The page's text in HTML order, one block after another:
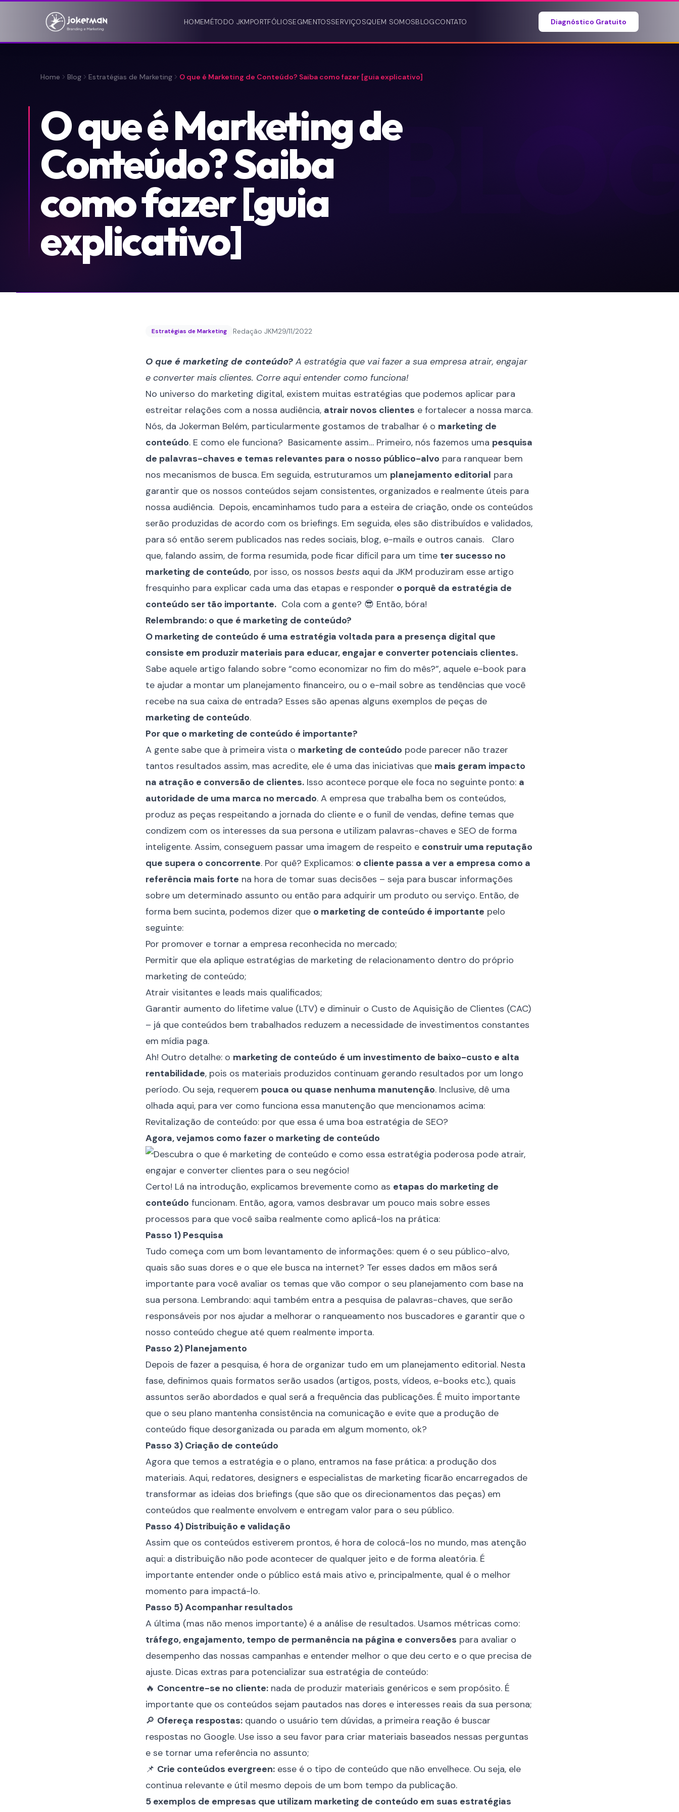
HOMEMÉTODO JKMPORTFÓLIOSEGMENTOSSERVIÇOSQUEM SOMOSBLOGCONTATO Diagnóstico Gratuito
Home Blog Estratégias de Marketing O que é Marketing de Conteúdo? Saiba como fazer [guia explicativo]
O que é Marketing de
Conteúdo? Saiba
como fazer [guia
explicativo]
Estratégias de Marketing Redação JKM29/11/2022
O que é marketing de conteúdo? A estratégia que vai fazer a sua empresa atrair, engajar
e converter mais clientes. Corre aqui entender como funciona!
No universo do marketing digital, existem muitas estratégias que podemos aplicar para
estreitar relações com a nossa audiência, atrair novos clientes e fortalecer a nossa marca.
Nós, da Jokerman Belém, particularmente gostamos de trabalhar é o marketing de
conteúdo. E como ele funciona? Basicamente assim… Primeiro, nós fazemos uma pesquisa
de palavras-chaves e temas relevantes para o nosso público-alvo para ranquear bem
nos mecanismos de busca. Em seguida, estruturamos um planejamento editorial para
garantir que os nossos conteúdos sejam consistentes, organizados e realmente úteis para
nossa audiência. Depois, encaminhamos tudo para a esteira de criação, onde os conteúdos
serão produzidas de acordo com os briefings. Em seguida, eles são distribuídos e validados,
para só então serem publicados nas redes sociais, blog, e-mails e outros canais. Claro
que, falando assim, de forma resumida, pode ficar difícil para um time ter sucesso no
marketing de conteúdo, por isso, os nossos bests aqui da JKM produziram esse artigo
fresquinho para explicar cada uma das etapas e responder o porquê da estratégia de
conteúdo ser tão importante. Cola com a gente? 😎 Então, bóra!
Relembrando: o que é marketing de conteúdo?
O marketing de conteúdo é uma estratégia voltada para a presença digital que
consiste em produzir materiais para educar, engajar e converter potenciais clientes.
Sabe aquele artigo falando sobre “como economizar no fim do mês?”, aquele e-book para
te ajudar a montar um planejamento financeiro, ou o e-mail sobre as tendências que você
recebe na sua caixa de entrada? Esses são apenas alguns exemplos de peças de
marketing de conteúdo.
Por que o marketing de conteúdo é importante?
A gente sabe que à primeira vista o marketing de conteúdo pode parecer não trazer
tantos resultados assim, mas acredite, ele é uma das iniciativas que mais geram impacto
na atração e conversão de clientes. Isso acontece porque ele foca no seguinte ponto: a
autoridade de uma marca no mercado. A empresa que trabalha bem os conteúdos,
produz as peças respeitando a jornada do cliente e o funil de vendas, define temas que
condizem com os interesses da sua persona e utilizam palavras-chaves e SEO de forma
inteligente. Assim, conseguem passar uma imagem de respeito e construir uma reputação
que supera o concorrente. Por quê? Explicamos: o cliente passa a ver a empresa como a
referência mais forte na hora de tomar suas decisões – seja para buscar informações
sobre um determinado assunto ou então para adquirir um produto ou serviço. Então, de
forma bem sucinta, podemos dizer que o marketing de conteúdo é importante pelo
seguinte:
Por promover e tornar a empresa reconhecida no mercado;
Permitir que ela aplique estratégias de marketing de relacionamento dentro do próprio
marketing de conteúdo;
Atrair visitantes e leads mais qualificados;
Garantir aumento do lifetime value (LTV) e diminuir o Custo de Aquisição de Clientes (CAC)
– já que conteúdos bem trabalhados reduzem a necessidade de investimentos constantes
em mídia paga.
Ah! Outro detalhe: o marketing de conteúdo é um investimento de baixo-custo e alta
rentabilidade, pois os materiais produzidos continuam gerando resultados por um longo
período. Ou seja, requerem pouca ou quase nenhuma manutenção. Inclusive, dê uma
olhada aqui, para ver como funciona essa manutenção que mencionamos acima:
Revitalização de conteúdo: por que essa é uma boa estratégia de SEO?
Agora, vejamos como fazer o marketing de conteúdo
Certo! Lá na introdução, explicamos brevemente como as etapas do marketing de
conteúdo funcionam. Então, agora, vamos desbravar um pouco mais sobre esses
processos para que você saiba realmente como aplicá-los na prática:
Passo 1) Pesquisa
Tudo começa com um bom levantamento de informações: quem é o seu público-alvo,
quais são suas dores e o que ele busca na internet? Ter esses dados em mãos será
importante para você avaliar os temas que vão compor o seu planejamento com base na
sua persona. Lembrando: aqui também entra a pesquisa de palavras-chaves, que serão
responsáveis por nos ajudar a melhorar o ranqueamento nos buscadores e garantir que o
nosso conteúdo chegue até quem realmente importa.
Passo 2) Planejamento
Depois de fazer a pesquisa, é hora de organizar tudo em um planejamento editorial. Nesta
fase, definimos quais formatos serão usados (artigos, posts, vídeos, e-books etc.), quais
assuntos serão abordados e qual será a frequência das publicações. É muito importante
que o seu plano mantenha consistência na comunicação e evite que a produção de
conteúdo fique desorganizada ou parada em algum momento, ok?
Passo 3) Criação de conteúdo
Agora que temos a estratégia e o plano, entramos na fase prática: a produção dos
materiais. Aqui, redatores, designers e especialistas de marketing ficarão encarregados de
transformar as ideias dos briefings (que são que os direcionamentos das peças) em
conteúdos que realmente envolvem e entregam valor para o seu público.
Passo 4) Distribuição e validação
Assim que os conteúdos estiverem prontos, é hora de colocá-los no mundo, mas atenção
aqui: a distribuição não pode acontecer de qualquer jeito e de forma aleatória. É
importante entender onde o público está mais ativo e, principalmente, qual é o melhor
momento para impactá-lo.
Passo 5) Acompanhar resultados
A última (mas não menos importante) é a análise de resultados. Usamos métricas como:
tráfego, engajamento, tempo de permanência na página e conversões para avaliar o
desempenho das nossas campanhas e entender melhor o que deu certo e o que precisa de
ajuste. Dicas extras para potencializar sua estratégia de conteúdo:
🔥 Concentre-se no cliente: nada de produzir materiais genéricos e sem propósito. É
importante que os conteúdos sejam pautados nas dores e interesses reais da sua persona;
🔎 Ofereça respostas: quando o usuário tem dúvidas, a primeira reação é buscar
respostas no Google. Use isso a seu favor para criar materiais baseados nessas perguntas
e se tornar uma referência no assunto;
📌 Crie conteúdos evergreen: esse é o tipo de conteúdo que não envelhece. Ou seja, ele
continua relevante e útil mesmo depois de um bom tempo da publicação.
5 exemplos de empresas que utilizam marketing de conteúdo em suas estratégias